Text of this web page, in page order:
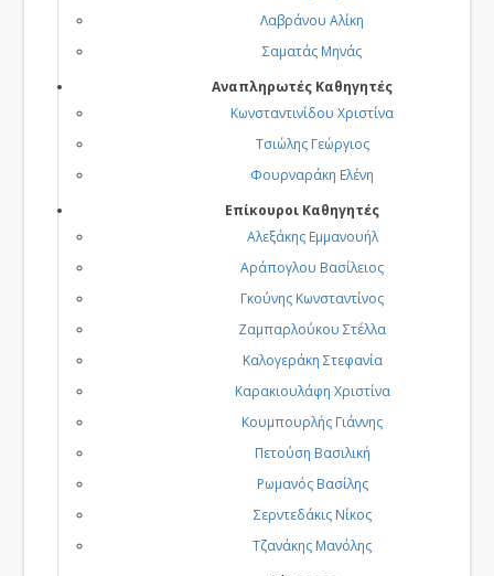
Λαβράνου Αλίκη
Σαματάς Μηνάς
Αναπληρωτές Καθηγητές
Κωνσταντινίδου Χριστίνα
Τσιώλης Γεώργιος
Φουρναράκη Ελένη
Επίκουροι Καθηγητές
Αλεξάκης Εμμανουήλ
Αράπογλου Βασίλειος
Γκούνης Κωνσταντίνος
Ζαμπαρλούκου Στέλλα
Καλογεράκη Στεφανία
Καρακιουλάφη Χριστίνα
Κουμπουρλής Γιάννης
Πετούση Βασιλική
Ρωμανός Βασίλης
Σερντεδάκις Νίκος
Τζανάκης Μανόλης